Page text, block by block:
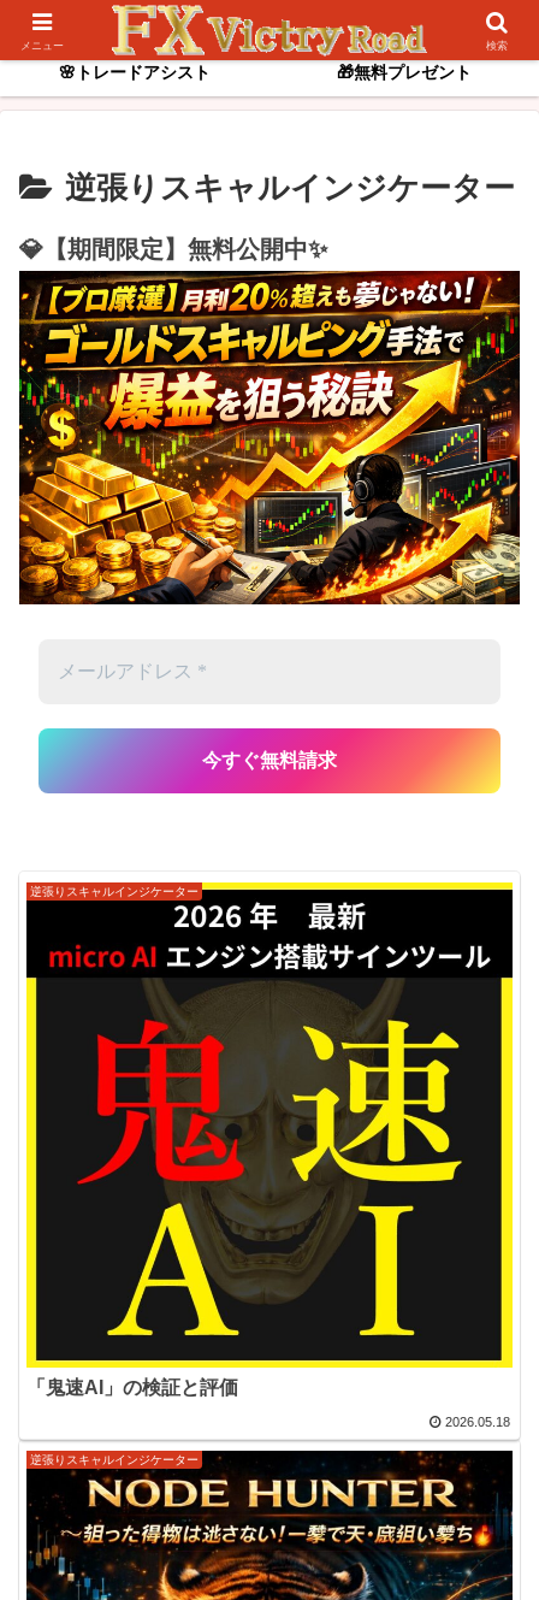
📌逆張りスキャル ✨ゴールド専用インジ
🌸トレードアシスト 🎁無料プレゼント
逆張りスキャルインジケーター
💎【期間限定】無料公開中✨
逆張りスキャルインジケーター
「鬼速AI」の検証と評価
2026.05.18
逆張りスキャルインジケーター
メニュー 検索